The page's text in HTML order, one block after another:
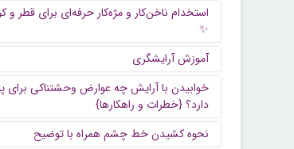
استخدام ناخن‌کار و مژه‌کار حرفه‌ای برای قطر و
✨
آموزش آرایشگری
خوابیدن با آرایش چه عوارض وحشتناکی
دارد؟ {خطرات و راهکارها}
نحوه کشیدن خط چشم همراه با توضیح